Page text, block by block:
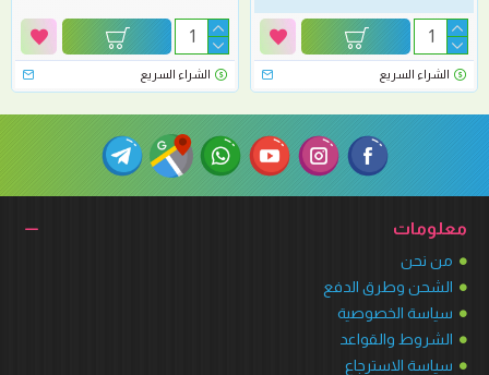
الشراء السريع الشراء السريع
معلومات
من نحن
الشحن وطرق الدفع
سياسة الخصوصية
الشروط والقواعد
سياسة الاسترجاع